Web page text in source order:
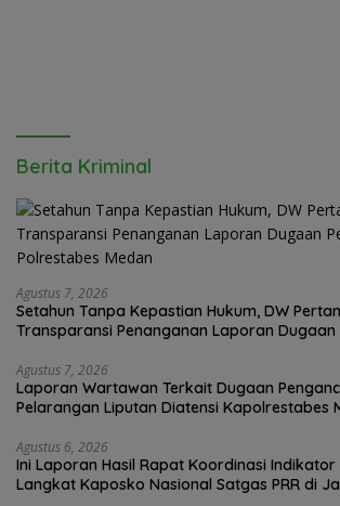
Berita Kriminal
Agustus 7, 2026
Setahun Tanpa Kepastian Hukum, DW
Transparansi Penanganan Laporan Dugaan
Agustus 7, 2026
Laporan Wartawan Terkait Dugaan
Pelarangan Liputan Diatensi Kapolrestabes
Agustus 6, 2026
Ini Laporan Hasil Rapat Koordinasi Indikator
Langkat Kaposko Nasional Satgas PRR di